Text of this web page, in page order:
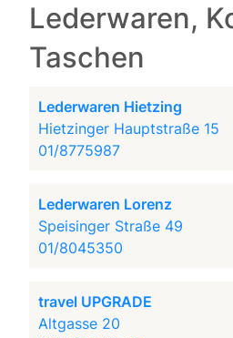
Lederwaren,
Taschen
Lederwaren Hietzing
Hietzinger Hauptstraße 15
01/8775987
Lederwaren Lorenz
Speisinger Straße 49
01/8045350
travel UPGRADE
Altgasse 20